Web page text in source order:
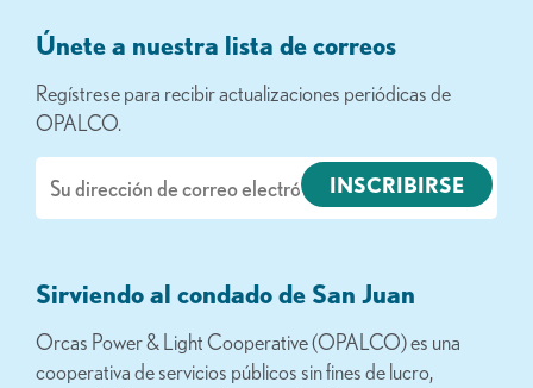
Únete a nuestra lista de correos
Regístrese para recibir actualizaciones periódicas de
OPALCO.
electrónico
Sirviendo al condado de San Juan
Orcas Power & Light Cooperative (OPALCO) es una
cooperativa de servicios públicos sin fines de lucro,